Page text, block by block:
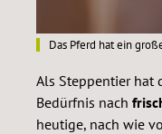
Das Pferd hat ein
Als Steppentier hat
Bedürfnis nach
heutige, nach wie